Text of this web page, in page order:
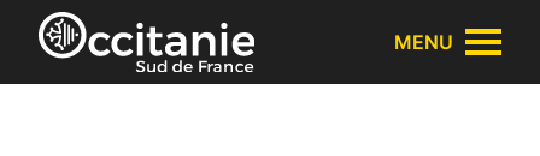
Panneau de gestion des cookies
MENU